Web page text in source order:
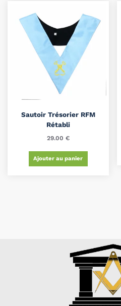
Sautoir Trésorier RFM
Rétabli
29.00 €
Ajouter au panier